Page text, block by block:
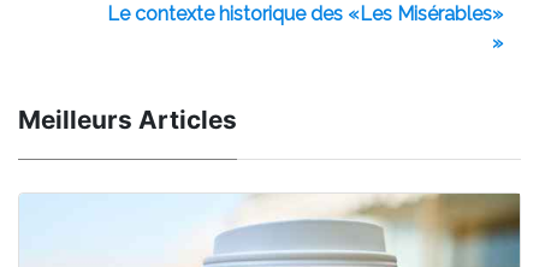
Le contexte historique des «Les Misérables»
»
Meilleurs Articles